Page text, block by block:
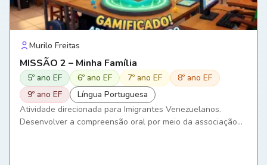
Murilo Freitas
MISSÃO 2 – Minha Família
5º ano EF 6º ano EF 7º ano EF
8º ano EF
9º ano EF
Língua Portuguesa
Atividade direcionada para Imigrantes Venezuelanos.
Desenvolver a compreensão oral por meio da associação